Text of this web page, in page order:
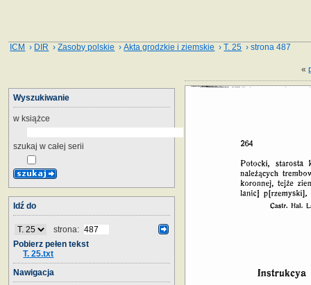
ICM › DIR ›Zasoby polskie ›Akta grodzkie i ziemskie ›T. 25 › strona 487
«
Wyszukiwanie
w książce
szukaj w całej serii
Idź do
strona:
Pobierz pełen tekst
T. 25.txt
Nawigacja